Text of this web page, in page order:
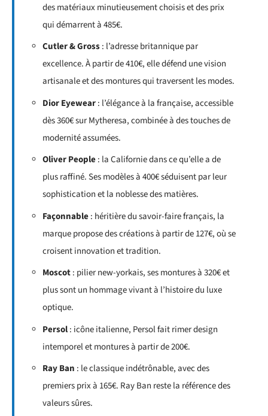
des matériaux minutieusement choisis et des prix
qui démarrent à 485€.
Cutler & Gross: l’adresse britannique par
excellence. À partir de 410€, elle défend une vision
artisanale et des montures qui traversent les modes.
Dior Eyewear: l’élégance à la française, accessible
dès 360€ sur Mytheresa, combinée à des touches de
modernité assumées.
Oliver People: la Californie dans ce qu’elle a de
plus raffiné. Ses modèles à 400€ séduisent par leur
sophistication et la noblesse des matières.
Façonnable: héritière du savoir-faire français, la
marque propose des créations à partir de 127€, où se
croisent innovation et tradition.
Moscot: pilier new-yorkais, ses montures à 320€ et
plus sont un hommage vivant à l’histoire du luxe
optique.
Persol: icône italienne, Persol fait rimer design
intemporel et montures à partir de 200€.
Ray Ban : le classique indétrônable, avec des
premiers prix à 165€. Ray Ban reste la référence des
valeurs sûres.